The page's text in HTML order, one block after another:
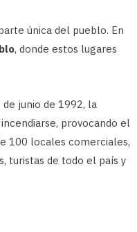
única del pueblo. En
, donde estos lugares
junio de 1992, la
provocando el
100 locales comerciales,
turistas de todo el país y